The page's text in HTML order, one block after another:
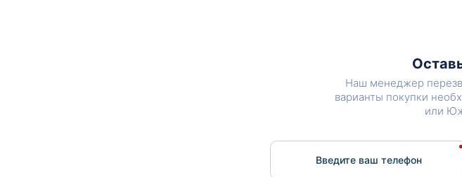
Наш менеджер
варианты покупки
или
Введите ваш телефон